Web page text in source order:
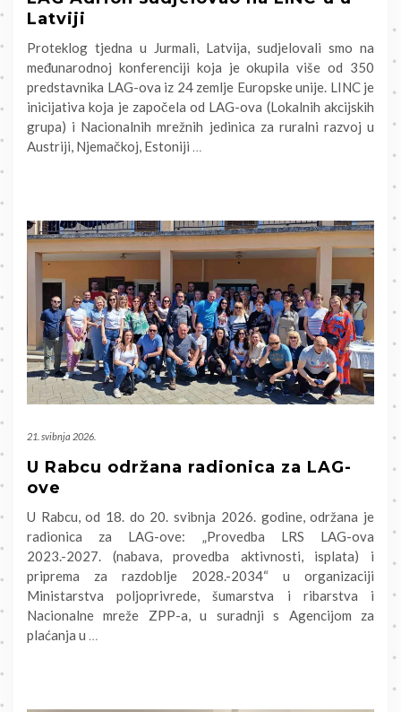
Latviji
Proteklog tjedna u Jurmali, Latvija, sudjelovali smo na
međunarodnoj konferenciji koja je okupila više od 350
predstavnika LAG-ova iz 24 zemlje Europske unije. LINC je
inicijativa koja je započela od LAG-ova (Lokalnih akcijskih
grupa) i Nacionalnih mrežnih jedinica za ruralni razvoj u
Austriji, Njemačkoj, Estoniji …
21. svibnja 2026.
U Rabcu održana radionica za LAG-
ove
U Rabcu, od 18. do 20. svibnja 2026. godine, održana je
radionica za LAG-ove: „Provedba LRS LAG-ova
2023.-2027. (nabava, provedba aktivnosti, isplata) i
priprema za razdoblje 2028.-2034“ u organizaciji
Ministarstva poljoprivrede, šumarstva i ribarstva i
Nacionalne mreže ZPP-a, u suradnji s Agencijom za
plaćanja u